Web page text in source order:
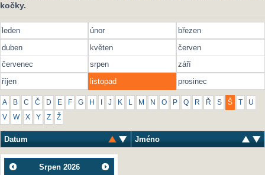
kočky.
leden únor
březen
duben
květen
červen
červenec
srpen
září
říjen
listopad prosinec
A B C Č D E F G H J K L M N O P Q R Ř S Š U
V W X Y Z Ž
Datum Jméno
Srpen 2026